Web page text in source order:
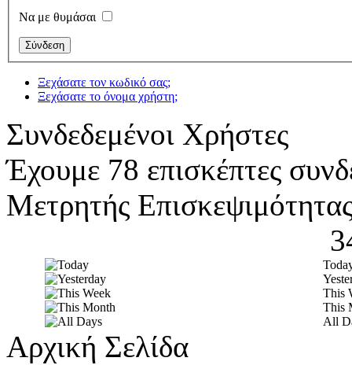
Να με θυμάσαι
Ξεχάσατε τον κωδικό σας;
Ξεχάσατε το όνομα χρήστη;
Συνδεδεμένοι Χρήστες
Έχουμε 78 επισκέπτες
Μετρητής
This
This
All
Αρχική Σελίδα